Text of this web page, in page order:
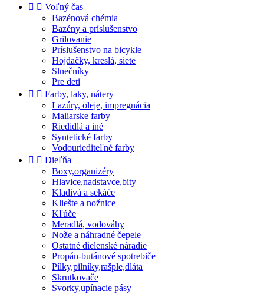
  Voľný čas
Bazénová chémia
Bazény a príslušenstvo
Grilovanie
Príslušenstvo na bicykle
Hojdačky, kreslá, siete
Slnečníky
Pre deti
  Farby, laky, nátery
Lazúry, oleje, impregnácia
Maliarske farby
Riedidlá a iné
Syntetické farby
Vodouriediteľné farby
  Dieľňa
Boxy,organizéry
Hlavice,nadstavce,bity
Kladivá a sekáče
Kliešte a nožnice
Kľúče
Meradlá, vodováhy
Nože a náhradné čepele
Ostatné dielenské náradie
Propán-butánové spotrebiče
Pílky,pilníky,rašple,dláta
Skrutkovače
Svorky,upínacie pásy